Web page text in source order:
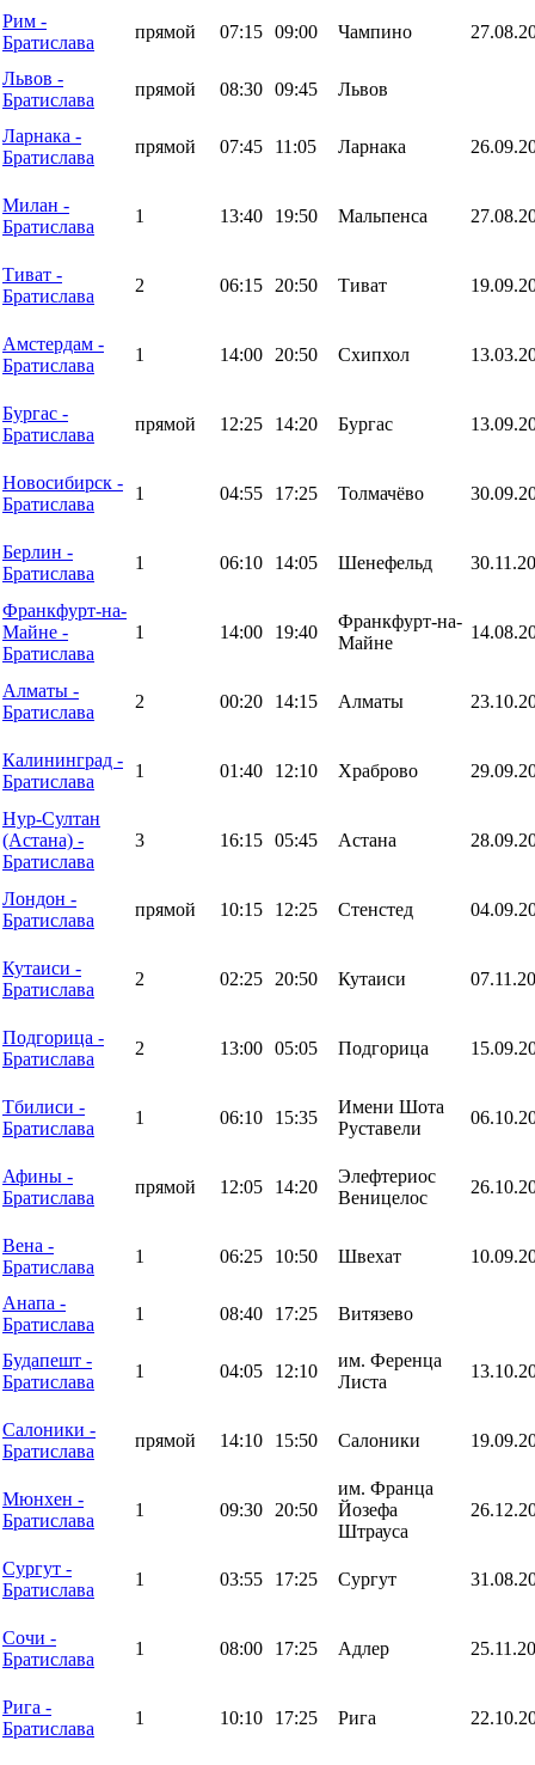
Рим -
Братислава
прямой 07:15 09:00 Чампино
Львов -
Братислава
прямой 08:30 09:45 Львов
Ларнака -
Братислава
прямой 07:45 11:05 Ларнака
Милан -
Братислава
1 13:40 19:50 Мальпенса
Тиват -
Братислава
2 06:15 20:50 Тиват
Амстердам -
Братислава
1 14:00 20:50 Схипхол
Бургас -
Братислава
прямой 12:25 14:20 Бургас
Новосибирск -
Братислава
1 04:55 17:25 Толмачёво
Берлин -
Братислава
1 06:10 14:05 Шенефельд
Франкфурт-на-
Майне -
Братислава
1 14:00 19:40
Франкфурт-на-
Майне
Алматы -
Братислава
2 00:20 14:15 Алматы
Калининград -
Братислава
1 01:40 12:10 Храброво
Нур-Султан
(Астана) -
Братислава
3 16:15 05:45 Астана
Лондон -
Братислава
прямой 10:15 12:25 Стенстед
Кутаиси -
Братислава
2 02:25 20:50 Кутаиси
Подгорица -
Братислава
2 13:00 05:05 Подгорица
Тбилиси -
Братислава
1 06:10 15:35
Имени Шота
Руставели
Афины -
Братислава
прямой 12:05 14:20
Элефтериос
Веницелос
Вена -
Братислава
1 06:25 10:50 Швехат
Анапа -
Братислава
1 08:40 17:25 Витязево
Будапешт -
Братислава
1 04:05 12:10
им. Ференца
Листа
Салоники -
Братислава
прямой 14:10 15:50 Салоники
Мюнхен -
Братислава
1 09:30 20:50
им. Франца
Йозефа
Штрауса
Сургут -
Братислава
1 03:55 17:25 Сургут
Сочи -
Братислава
1 08:00 17:25 Адлер
Рига -
Братислава
1 10:10 17:25 Рига